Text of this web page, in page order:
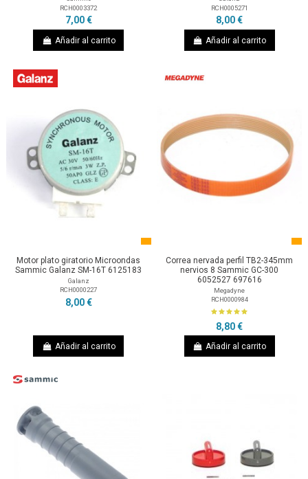
RCH0003372
7,00 €
Añadir al carrito
RCH0005271
8,00 €
Añadir al carrito
Motor plato giratorio Microondas
Sammic Galanz SM-16T 6125183
Galanz
RCH0000227
8,00 €
Añadir al carrito
Correa nervada perfil TB2-345mm
nervios 8 Sammic GC-300
6052527 697616
Megadyne
RCH0000984
8,80 €
Añadir al carrito